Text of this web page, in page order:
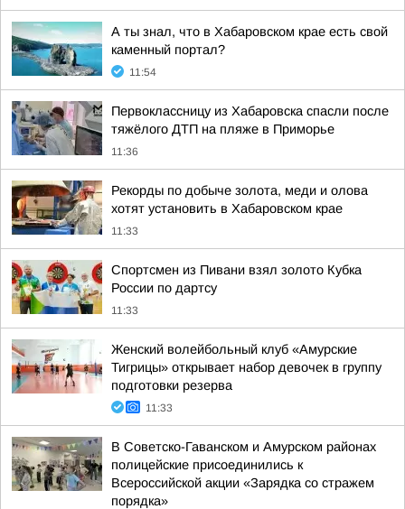
А ты знал, что в Хабаровском крае есть свой
каменный портал?
11:54
Первоклассницу из Хабаровска спасли после
тяжёлого ДТП на пляже в Приморье
11:36
Рекорды по добыче золота, меди и олова
хотят установить в Хабаровском крае
11:33
Спортсмен из Пивани взял золото Кубка
России по дартсу
11:33
Женский волейбольный клуб «Амурские
Тигрицы» открывает набор девочек в группу
подготовки резерва
11:33
В Советско-Гаванском и Амурском районах
полицейские присоединились к
Всероссийской акции «Зарядка со стражем
порядка»